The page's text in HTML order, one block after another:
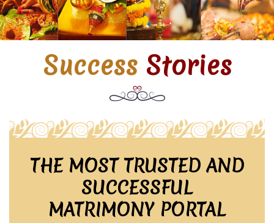
Success Stories
THE MOST TRUSTED AND
SUCCESSFUL
MATRIMONY PORTAL